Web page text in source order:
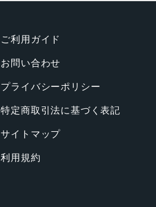
ご利用ガイド
お問い合わせ
プライバシーポリシー
特定商取引法に基づく表記
サイトマップ
利用規約